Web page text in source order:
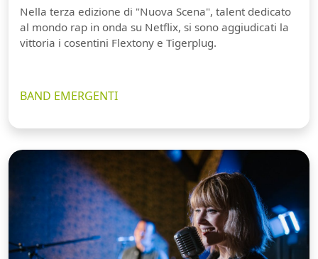
Nella terza edizione di "Nuova Scena", talent dedicato
al mondo rap in onda su Netflix, si sono aggiudicati la
vittoria i cosentini Flextony e Tigerplug.
BAND EMERGENTI